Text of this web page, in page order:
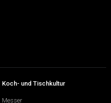
Koch- und Tischkultur
Messer